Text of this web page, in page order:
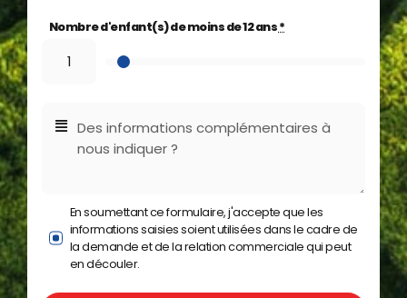
Nombre d'enfant(s) de moins de 12 ans*
En soumettant ce formulaire, j'accepte que les
informations saisies soient utilisées dans le cadre de
la demande et de la relation commerciale qui peut
en découler.